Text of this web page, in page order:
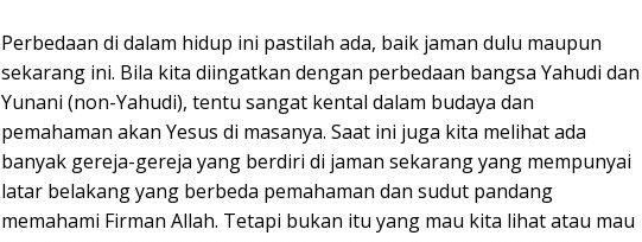
Perbedaan di dalam hidup ini pastilah ada, baik jaman dulu maupun
sekarang ini. Bila kita diingatkan dengan perbedaan bangsa Yahudi dan
Yunani (non-Yahudi), tentu sangat kental dalam budaya dan
pemahaman akan Yesus di masanya. Saat ini juga kita melihat ada
banyak gereja-gereja yang berdiri di jaman sekarang yang mempunyai
latar belakang yang berbeda pemahaman dan sudut pandang
memahami Firman Allah. Tetapi bukan itu yang mau kita lihat atau mau